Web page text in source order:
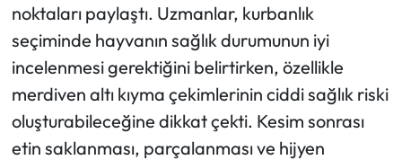
noktaları paylaştı. Uzmanlar, kurbanlık
seçiminde hayvanın sağlık durumunun iyi
incelenmesi gerektiğini belirtirken, özellikle
merdiven altı kıyma çekimlerinin ciddi sağlık riski
oluşturabileceğine dikkat çekti. Kesim sonrası
etin saklanması, parçalanması ve hijyen
Teknoloji